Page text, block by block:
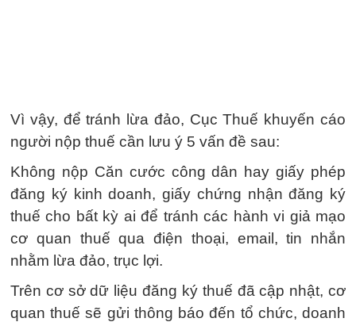
Vì vậy, để tránh lừa đảo, Cục Thuế khuyến cáo
người nộp thuế cần lưu ý 5 vấn đề sau:
Không nộp Căn cước công dân hay giấy phép
đăng ký kinh doanh, giấy chứng nhận đăng ký
thuế cho bất kỳ ai để tránh các hành vi giả mạo
cơ quan thuế qua điện thoại, email, tin nhắn
nhằm lừa đảo, trục lợi.
Trên cơ sở dữ liệu đăng ký thuế đã cập nhật, cơ
quan thuế sẽ gửi thông báo đến tổ chức, doanh